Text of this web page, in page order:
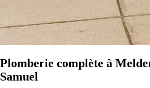
Plomberie complète à
Samuel